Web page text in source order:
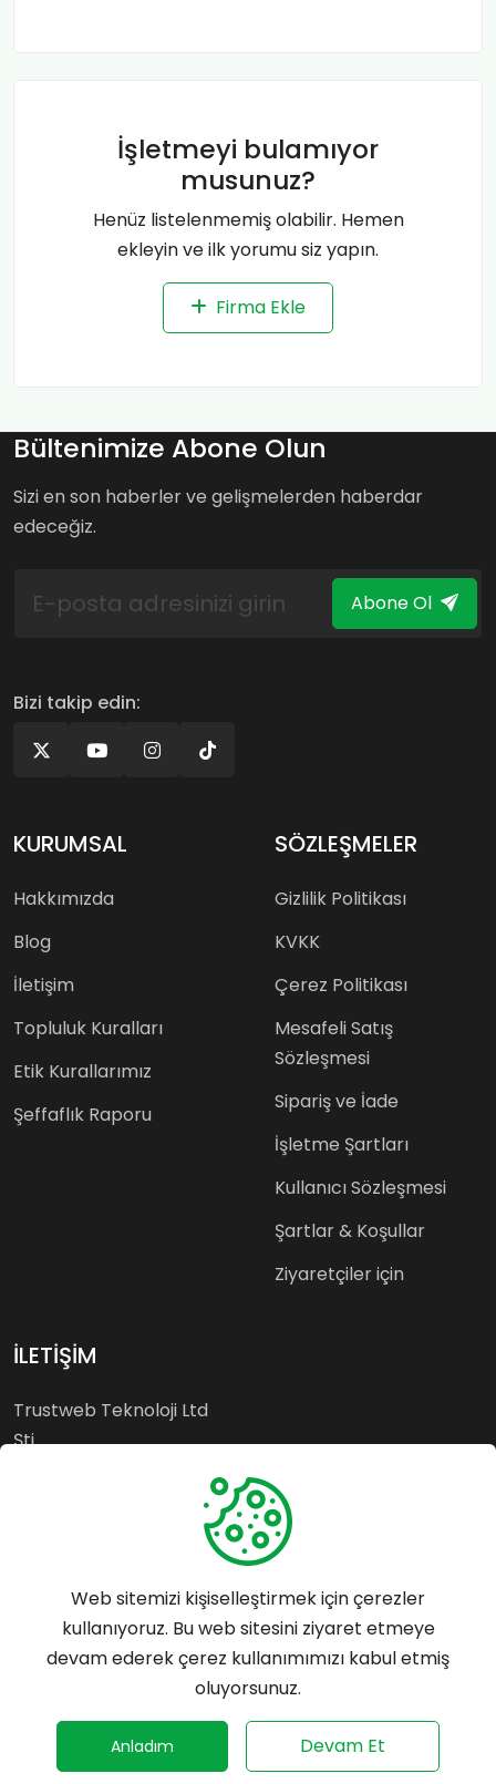
İşletmeyi bulamıyor
musunuz?
Henüz listelenmemiş olabilir. Hemen
ekleyin ve ilk yorumu siz yapın.
Firma Ekle
Bültenimize Abone Olun
Sizi en son haberler ve gelişmelerden haberdar
edeceğiz.
Abone Ol
Bizi takip edin:
KURUMSAL
Hakkımızda
Blog
İletişim
Topluluk Kuralları
Etik Kurallarımız
Şeffaflık Raporu
SÖZLEŞMELER
Gizlilik Politikası
KVKK
Çerez Politikası
Mesafeli Satış
Sözleşmesi
Sipariş ve İade
İşletme Şartları
Kullanıcı Sözleşmesi
Şartlar & Koşullar
Ziyaretçiler için
İLETİŞİM
Trustweb Teknoloji Ltd
Şti.
Whatsapp: 0542 699 55
Tel: 0542 699 55 64
destek@trustrank.com.tr
0859153361900001
Trustrank - Her hakkı saklıdır.
Web sitemizi kişiselleştirmek için çerezler
kullanıyoruz. Bu web sitesini ziyaret etmeye
devam ederek çerez kullanımımızı kabul etmiş
oluyorsunuz.
Anladım Devam Et